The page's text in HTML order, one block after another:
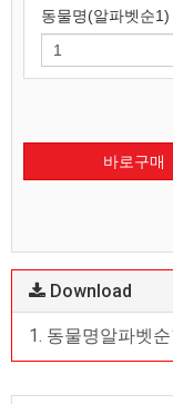
동물명(알파벳순1)
Download
1. 동물명알파벳